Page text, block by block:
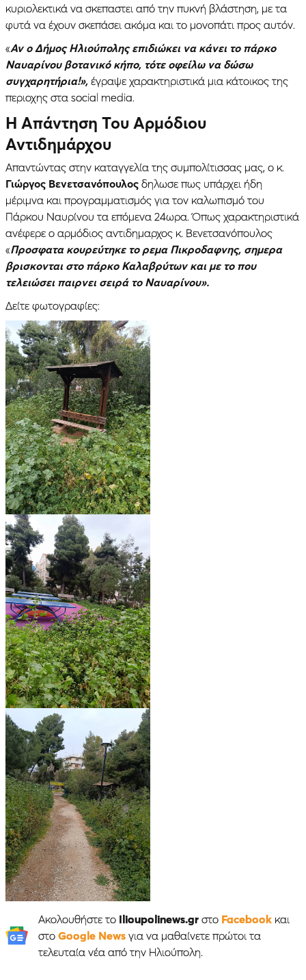
κυριολεκτικά να σκεπαστει από την πυκνή βλάστηση, με τα
φυτά να έχουν σκεπάσει ακόμα και το μονοπάτι προς αυτόν.
«Αν ο Δήμος Ηλιούπολης επιδιώκει να κάνει το πάρκο
Ναυαρίνου βοτανικό κήπο, τότε οφείλω να δώσω
συγχαρητήρια!», έγραψε χαρακτηριστικά μια κάτοικος της
περιοχης στα social media.
Η Απάντηση Του Αρμόδιου
Αντιδημάρχου
Απαντώντας στην καταγγελία της συμπολίτισσας μας, ο κ.
Γιώργος Βενετσανόπουλος δηλωσε πως υπάρχει ήδη
μέριμνα και προγραμματισμός για τον καλωπισμό του
Πάρκου Ναυρίνου τα επόμενα 24ωρα. Όπως χαρακτηριστικά
ανέφερε ο αρμόδιος αντιδημαρχος κ. Βενετσανόπουλος
«Προσφατα κουρεύτηκε το ρεμα Πικροδαφνης, σημερα
βρισκονται στο πάρκο Καλαβρύτων και με το που
τελειώσει παιρνει σειρά το Ναυαρίνου».
Δείτε φωτογραφίες:
Ακολουθήστε το Ilioupolinews.grστο Facebookκαι
στο Google Newsγια να μαθαίνετε πρώτοι τα
τελευταία νέα από την Ηλιούπολη.